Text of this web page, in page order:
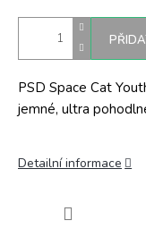
PSD Space Cat
jemné, ultra
Detailní informace